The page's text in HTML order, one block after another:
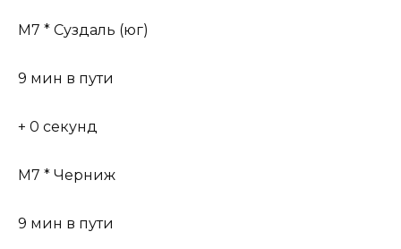
М7 * Суздаль (юг)
9 мин в пути
+ 0 секунд
М7 * Черниж
9 мин в пути